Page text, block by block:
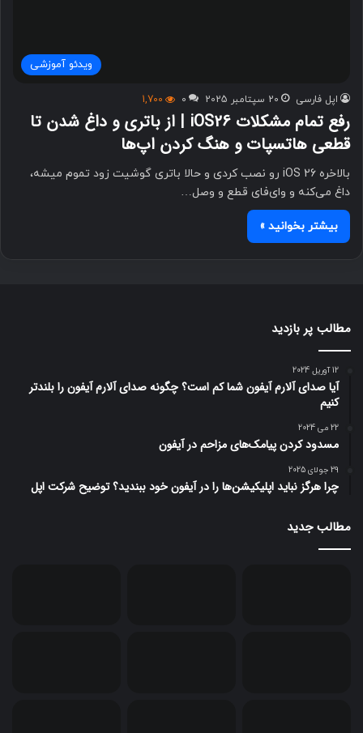
ویدئو آموزشی
اپل فارسی 20 سپتامبر 2025 0
1,700
رفع تمام مشکلات iOS26 | از باتری و داغ شدن تا
قطعی هاتسپات و هنگ کردن اپ‌ها
بالاخره iOS 26 رو نصب کردی و حالا باتری گوشیت زود تموم میشه،
داغ می‌کنه و وای‌فای قطع و وصل…
بیشتر بخوانید »
مطالب پر بازدید
12 آوریل 2024
آیا صدای آلارم آیفون شما کم است؟ چگونه صدای آلارم آیفون را بلندتر
کنیم
22 می 2024
مسدود کردن پیامک‌های مزاحم در آیفون
29 جولای 2025
چرا هرگز نباید اپلیکیشن‌ها را در آیفون خود ببندید؟ توضیح شرکت اپل
مطالب جدید